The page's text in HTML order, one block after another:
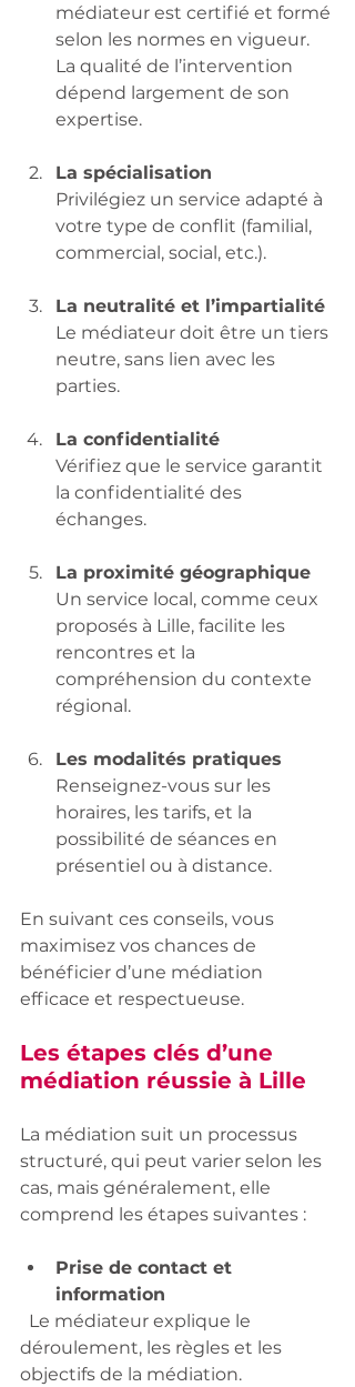
médiateur est certifié et formé
selon les normes en vigueur.
La qualité de l’intervention
dépend largement de son
expertise.
La spécialisation
Privilégiez un service adapté à
votre type de conflit (familial,
commercial, social, etc.).
La neutralité et l’impartialité
Le médiateur doit être un tiers
neutre, sans lien avec les
parties.
La confidentialité
Vérifiez que le service garantit
la confidentialité des
échanges.
La proximité géographique
Un service local, comme ceux
proposés à Lille, facilite les
rencontres et la
compréhension du contexte
régional.
Les modalités pratiques
Renseignez-vous sur les
horaires, les tarifs, et la
possibilité de séances en
présentiel ou à distance.
En suivant ces conseils, vous
maximisez vos chances de
bénéficier d’une médiation
efficace et respectueuse.
Les étapes clés d’une
médiation réussie à Lille
La médiation suit un processus
structuré, qui peut varier selon les
cas, mais généralement, elle
comprend les étapes suivantes :
Prise de contact et
information
déroulement, les règles et les
objectifs de la médiation.